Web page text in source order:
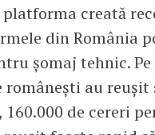
creată
din România
șomaj tehnic.
au reușit
de cereri